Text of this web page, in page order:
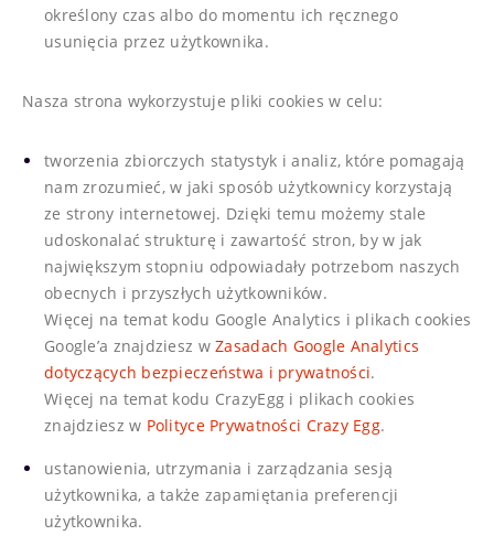
określony czas albo do momentu ich ręcznego
usunięcia przez użytkownika.
Nasza strona wykorzystuje pliki cookies w celu:
tworzenia zbiorczych statystyk i analiz, które pomagają
nam zrozumieć, w jaki sposób użytkownicy korzystają
ze strony internetowej. Dzięki temu możemy stale
udoskonalać strukturę i zawartość stron, by w jak
największym stopniu odpowiadały potrzebom naszych
obecnych i przyszłych użytkowników.
Więcej na temat kodu Google Analytics i plikach cookies
Google’a znajdziesz wZasadach Google Analytics
dotyczących bezpieczeństwa i prywatności.
Więcej na temat kodu CrazyEgg i plikach cookies
znajdziesz w Polityce Prywatności Crazy Egg.
ustanowienia, utrzymania i zarządzania sesją
użytkownika, a także zapamiętania preferencji
użytkownika.